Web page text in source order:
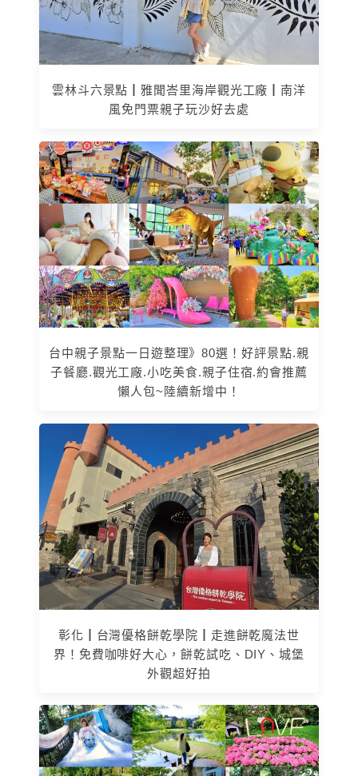
雲林斗六景點┃雅聞峇里海岸觀光工廠┃南洋
風免門票親子玩沙好去處
台中親子景點一日遊整理》80選！好評景點.親
子餐廳.觀光工廠.小吃美食.親子住宿.約會推薦
懶人包~陸續新增中！
彰化┃台灣優格餅乾學院┃走進餅乾魔法世
界！免費咖啡好大心，餅乾試吃、DIY、城堡
外觀超好拍